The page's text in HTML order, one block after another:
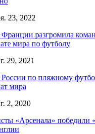
23, 2022
разгромила
мира по футболу
29, 2021
по пляжному
мира
2, 2020
«Арсенала» победили